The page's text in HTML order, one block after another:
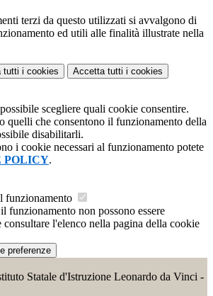
terzi da questo utilizzati si avvalgono di
ed utili alle finalità illustrate nella
tutti i cookies Accetta tutti i cookies
scegliere quali cookie consentire.
quelli che consentono il funzionamento della
disabilitarli.
i cookie necessari al funzionamento potete
POLICY.
funzionamento
funzionamento non possono essere
l'elenco nella pagina della cookie
preferenze
Statale d'Istruzione Leonardo da Vinci -